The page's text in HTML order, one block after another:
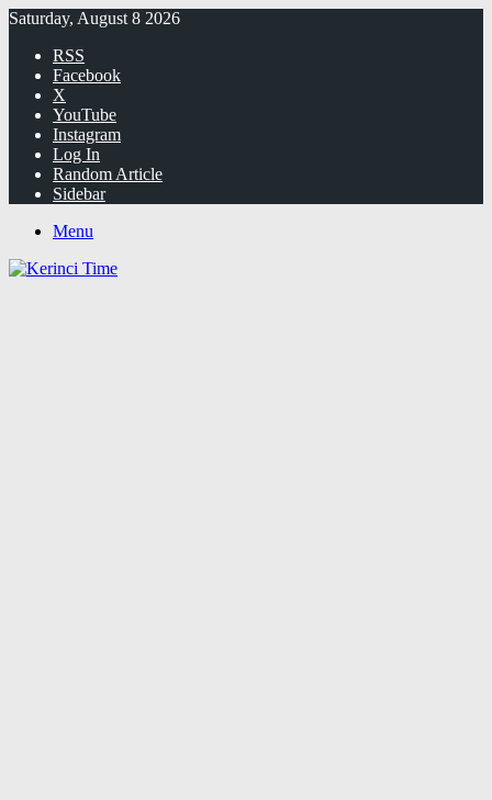
Saturday, August 8 2026
RSS
Facebook
X
YouTube
Instagram
Log In
Random Article
Sidebar
Menu